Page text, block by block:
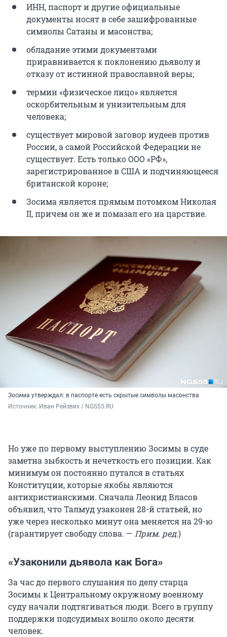
ИНН, паспорт и другие официальные
документы носят в себе зашифрованные
символы Сатаны и масонства;
обладание этими документами
приравнивается к поклонению дьяволу и
отказу от истинной православной веры;
термин «физическое лицо» является
оскорбительным и унизительным для
человека;
существует мировой заговор иудеев против
России, а самой Российской Федерации не
существует. Есть только ООО «РФ»,
зарегистрированное в США и подчиняющееся
британской короне;
Зосима является прямым потомком Николая
II, причем он же и помазал его на царствие.
Зосима утверждал: в паспорте есть скрытые символы масонства
Источник: Иван Рейзвих / NGS55.RU
Но уже по первому выступлению Зосимы в суде
заметна зыбкость и нечеткость его позиции. Как
минимум он постоянно путался в статьях
Конституции, которые якобы являются
антихристианскими. Сначала Леонид Власов
объявил, что Талмуд узаконен 28-й статьей, но
уже через несколько минут она меняется на 29-ю
(гарантирует свободу слова. — Прим. ред.)
«Узаконили дьявола как Бога»
За час до первого слушания по делу старца
Зосимы к Центральному окружному военному
суду начали подтягиваться люди. Всего в группу
поддержки подсудимых вошло около десяти
человек.